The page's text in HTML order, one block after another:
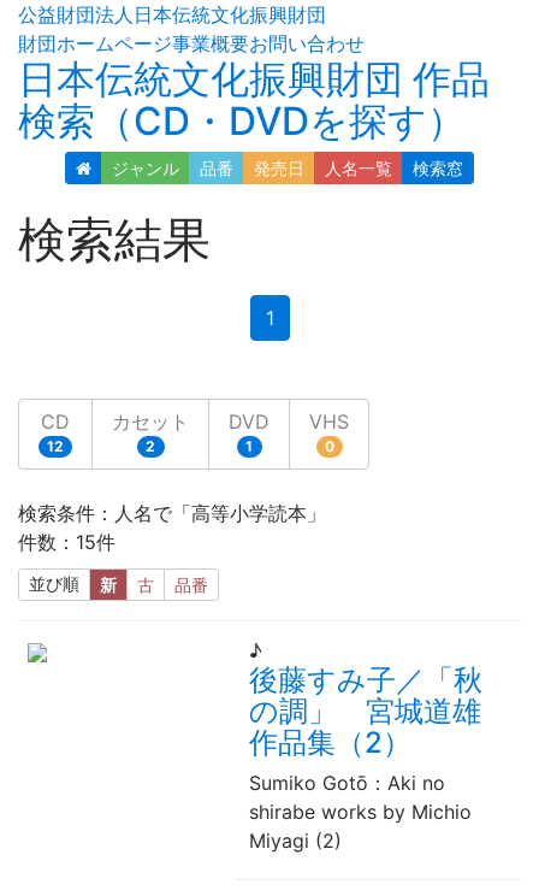
公益財団法人日本伝統文化振興財団
財団ホームページ事業概要お問い合わせ
日本伝統文化振興財団 作品
検索（CD・DVDを探す）
ジャンル 品番 発売日 人名一覧 検索窓
検索結果
1(current)
CD
12
カセット
2
DVD
1
VHS
0
検索条件：人名で「高等小学読本」
件数：15件
並び順 新 古 品番
♪
後藤すみ子／「秋
の調」 宮城道雄
作品集（2）
Sumiko Gotō：Aki no
shirabe works by Michio
Miyagi (2)